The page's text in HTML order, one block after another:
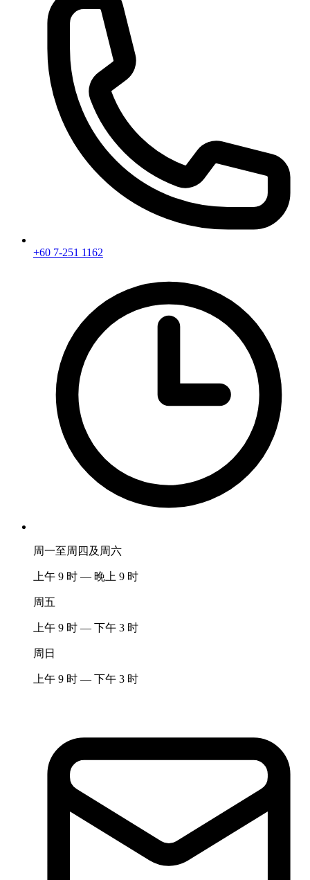
+60 7-251 1162
周一至周四及周六
上午 9 时 — 晚上 9 时
周五
上午 9 时 — 下午 3 时
周日
上午 9 时 — 下午 3 时